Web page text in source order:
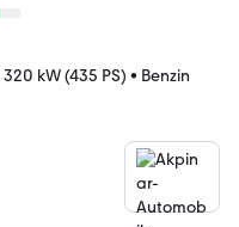
320 kW (435 PS) • Benzin